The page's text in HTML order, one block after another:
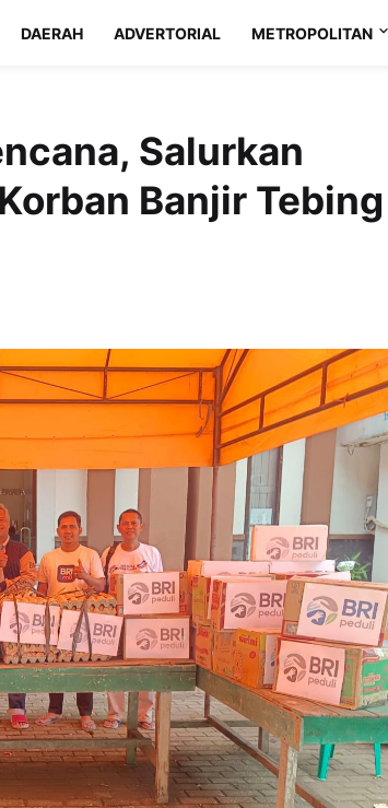
DAERAH ADVERTORIAL METROPOLITAN
Salurkan
Banjir Tebing